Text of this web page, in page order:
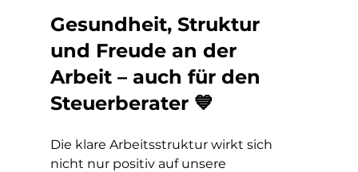
Gesundheit, Struktur
und Freude an der
Arbeit – auch für den
Steuerberater 💙
Die klare Arbeitsstruktur wirkt sich
nicht nur positiv auf unsere